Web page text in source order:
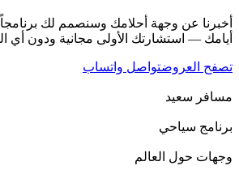
أخبرنا عن وجهة أحلامك وسنصمم لك
أيامك — استشارتك الأولى مجانية ودون أي
تصفح العروضتواصل واتساب
مسافر سعيد
برنامج سياحي
وجهات حول العالم